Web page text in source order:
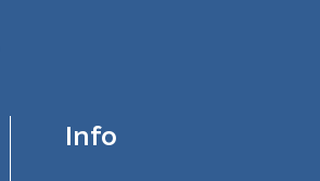
Info